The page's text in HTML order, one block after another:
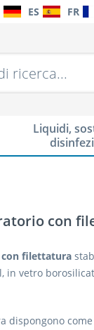
ES FR
Liquidi,
con
filettatura
in vetro
dispongono